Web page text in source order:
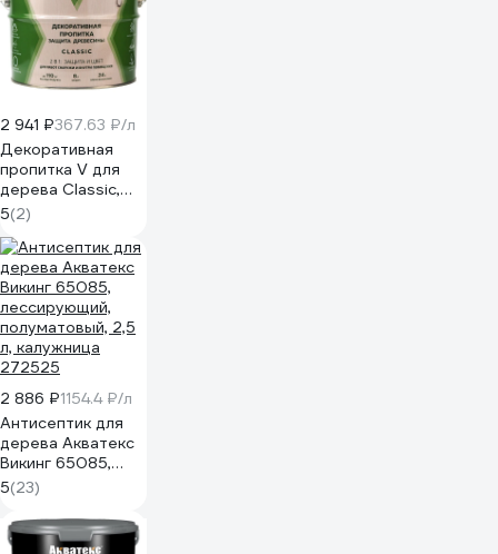
2 941 ₽367.63 ₽/л
Декоративная
пропитка V для
дерева Classic,
матовая, 8 л, дуб
279258
5(2)
2 886 ₽1154.4 ₽/л
Антисептик для
дерева Акватекс
Викинг 65085,
лессирующий,
полуматовый, 2,5
л, калужница
272525
5(23)